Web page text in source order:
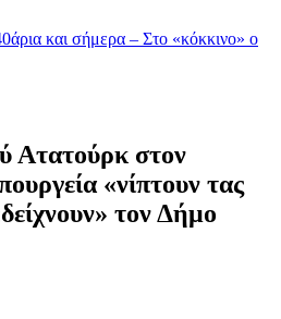
και σήμερα – Στο «κόκκινο» ο
Ατατούρκ στον
«νίπτουν τας
τον Δήμο